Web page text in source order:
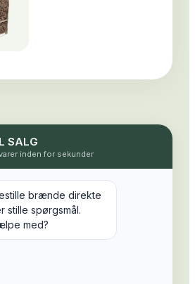
SALG
inden for sekunder
brænde direkte
stille spørgsmål.
med?